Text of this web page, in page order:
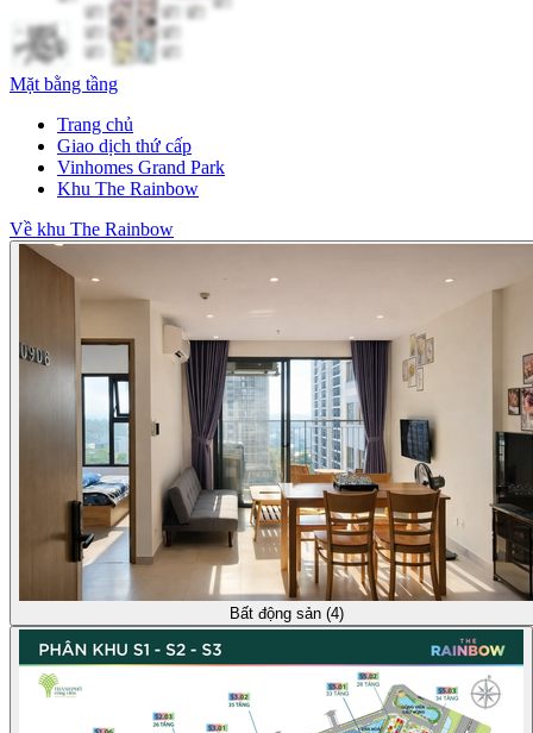
Mặt bằng tầng
Trang chủ
Giao dịch thứ cấp
Vinhomes Grand Park
Khu The Rainbow
Về khu The Rainbow
Bất động sản (4)